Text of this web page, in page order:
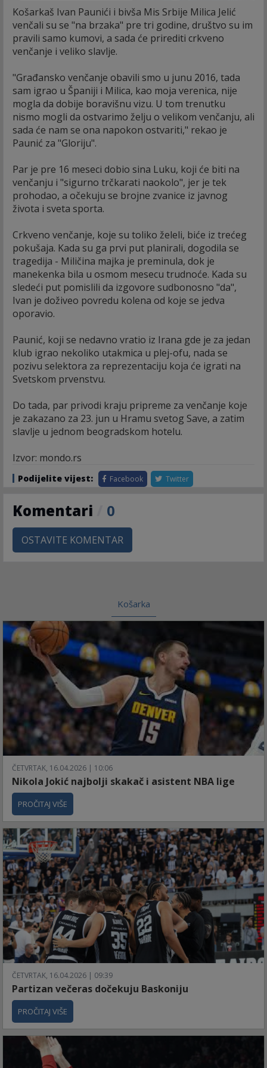
Košarkaš Ivan Paunići i bivša Mis Srbije Milica Jelić
venčali su se "na brzaka" pre tri godine, društvo su im
pravili samo kumovi, a sada će prirediti crkveno
venčanje i veliko slavlje.
"Građansko venčanje obavili smo u junu 2016, tada
sam igrao u Španiji i Milica, kao moja verenica, nije
mogla da dobije boravišnu vizu. U tom trenutku
nismo mogli da ostvarimo želju o velikom venčanju, ali
sada će nam se ona napokon ostvariti," rekao je
Paunić za "Gloriju".
Par je pre 16 meseci dobio sina Luku, koji će biti na
venčanju i "sigurno trčkarati naokolo", jer je tek
prohodao, a očekuju se brojne zvanice iz javnog
života i sveta sporta.
Crkveno venčanje, koje su toliko želeli, biće iz trećeg
pokušaja. Kada su ga prvi put planirali, dogodila se
tragedija - Miličina majka je preminula, dok je
manekenka bila u osmom mesecu trudnoće. Kada su
sledeći put pomislili da izgovore sudbonosno "da",
Ivan je doživeo povredu kolena od koje se jedva
oporavio.
Paunić, koji se nedavno vratio iz Irana gde je za jedan
klub igrao nekoliko utakmica u plej-ofu, nada se
pozivu selektora za reprezentaciju koja će igrati na
Svetskom prvenstvu.
Do tada, par privodi kraju pripreme za venčanje koje
je zakazano za 23. jun u Hramu svetog Save, a zatim
slavlje u jednom beogradskom hotelu.
Izvor: mondo.rs
Podijelite vijest: Facebook Twitter
Komentari 0
OSTAVITE KOMENTAR
Košarka
ČETVRTAK, 16.04.2026 | 10:06
Nikola Jokić najbolji skakač i asistent NBA lige
PROČITAJ VIŠE
ČETVRTAK, 16.04.2026 | 09:39
Partizan večeras dočekuju Baskoniju
PROČITAJ VIŠE